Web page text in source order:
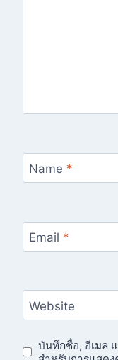
Name *
Email *
Website
บันทึกชื่อ, อีเมล